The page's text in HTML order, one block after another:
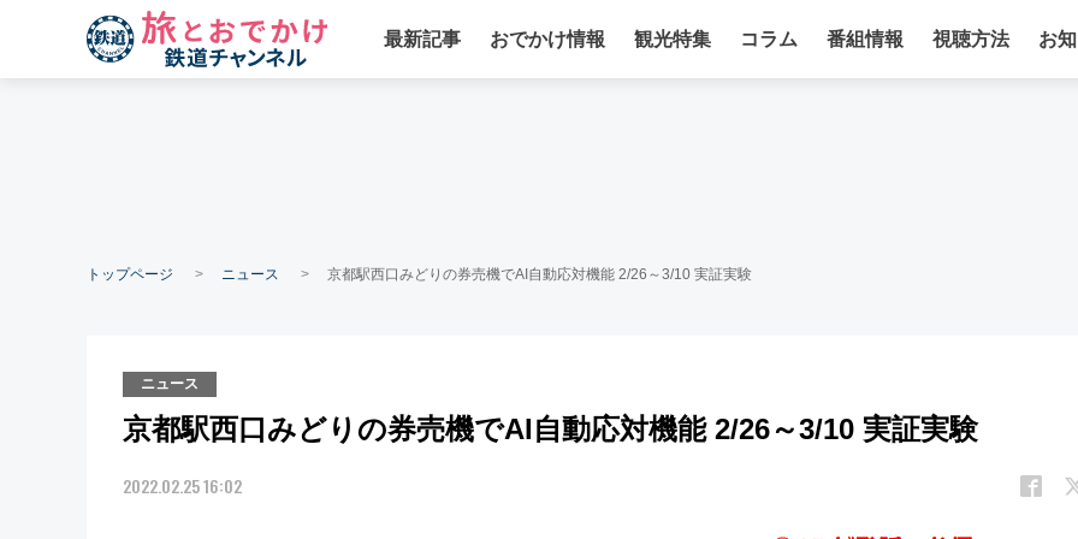
最新記事 おでかけ情報 観光特集 コラム 番組情報 視聴方法 お
トップページ ニュース 京都駅西口みどりの券売機でAI自動応対機能 2/26～3/10 実証実験
ニュース
京都駅西口みどりの券売機でAI自動応対機能 2/26～3/10 実証実験
2022.02.25 16:02